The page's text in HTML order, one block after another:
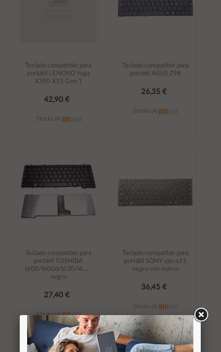
Teclado compatible para
portátil LENOVO Yoga
X390 X13 Gen 1
42,90 €
Stocks (4)
carrito
Teclado compatible para
portátil ASUS Z98
26,35 €
Stocks (4)
Teclado compatible para
portátil TOSHIBA
l600/l600d/l630/l640/l635/c600d/c640
negro
27,40 €
Stocks (4)
Añadir al
Teclado compatible para
portátil SONY vpc-s11
negro con marco
36,45 €
Stocks (4)
Añadir al